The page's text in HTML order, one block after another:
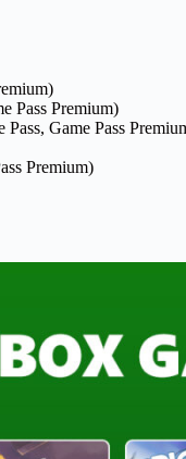
Pass Premium)
Game Pass
Premium)